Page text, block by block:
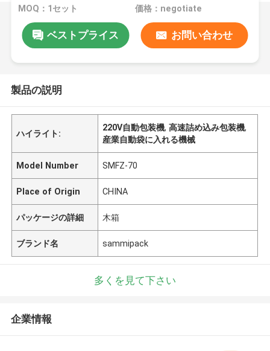
MOQ：1セット 価格：negotiate
ベストプライス お問い合わせ
製品の説明
ハイライト:
220V自動包装機,高速詰め込み包装機,
産業自動袋に入れる機械
Model Number SMFZ-70
Place of Origin CHINA
パッケージの詳細 木箱
ブランド名 sammipack
多くを見て下さい
企業情報